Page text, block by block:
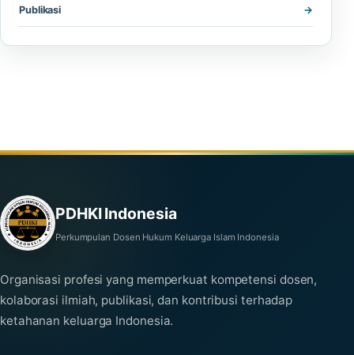
Publikasi
PDHKI Indonesia
Perkumpulan Dosen Hukum Keluarga Islam Indonesia
Organisasi profesi yang memperkuat kompetensi dosen,
kolaborasi ilmiah, publikasi, dan kontribusi terhadap
ketahanan keluarga Indonesia.